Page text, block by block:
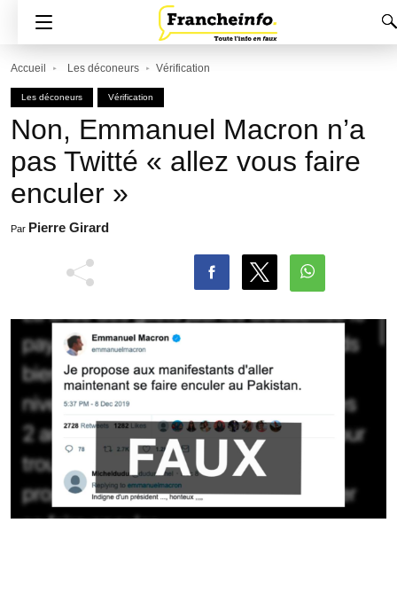
Accueil Les déconeurs Vérification
Les déconeurs Vérification
Non, Emmanuel Macron n’a
pas Twitté « allez vous faire
enculer »
Par Pierre Girard